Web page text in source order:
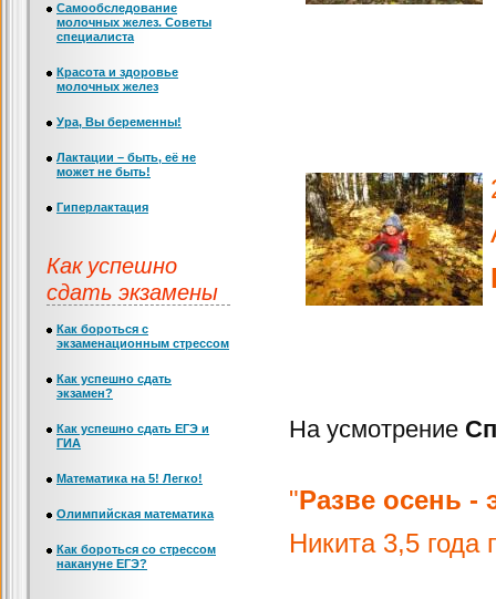
На усмотрение
"Разве осень -
Никита 3,5 года
Самообследование
молочных желез. Советы
специалиста
Красота и здоровье
молочных желез
Ура, Вы беременны!
Лактации – быть, её не
может не быть!
Гиперлактация
Как успешно
сдать экзамены
Как бороться с
экзаменационным стрессом
Как успешно сдать
экзамен?
Как успешно сдать ЕГЭ и
ГИА
Математика на 5! Легко!
Олимпийская математика
Как бороться со стрессом
накануне ЕГЭ?